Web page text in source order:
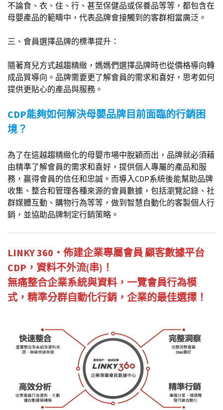
不論食、衣、住、行、甚至保健品或保養品等等，都包含在
母嬰產品的範疇中，代表品牌會接觸到的客群相當廣泛。
三、會員選擇品牌的標準提升：
隨著育兒方式越趨精緻，媽媽們選擇品牌時也從價格導向轉
成品質導向。品牌需要更了解會員的需求和喜好，思考如何
提供更貼心的產品與服務。
CDP能夠如何解決母嬰品牌目前面臨的行銷困
境？
為了在這越趨精緻化的母嬰市場中脫穎而出，品牌就必須藉
由精準了解會員的需求和喜好，提供個人專屬的產品和服
務，贏得會員的信任和忠誠。而導入CDP系統後能幫助品牌
收集、整合和管理各種來源的會員數據，包括瀏覽記錄、社
群媒體互動、購物行為等等，做到智慧自動化的客製個人行
銷，並協助品牌制定行銷策略。
LINKY 360・佈建企業專屬會員 顧客數據平台
CDP，資料不外流(串)！
無痛整合企業系統與資料，一覽會員行為模
式，精準分群自動化行銷，企業的最佳選擇！